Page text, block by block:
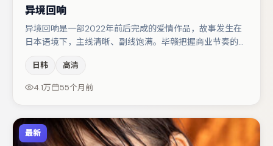
异境回响
异境回响是一部2022年前后完成的爱情作品，故事发生在
日本语境下，主线清晰、副线饱满。毕赣把握商业节奏的同
包括赵丽颖、金高银、雷佳音等，角色动机前后呼应，适合
喜欢抠台词与伏笔的观众。整体完成度较高，适合周末一口
日韩 高清
4.1万 55个月前
最新